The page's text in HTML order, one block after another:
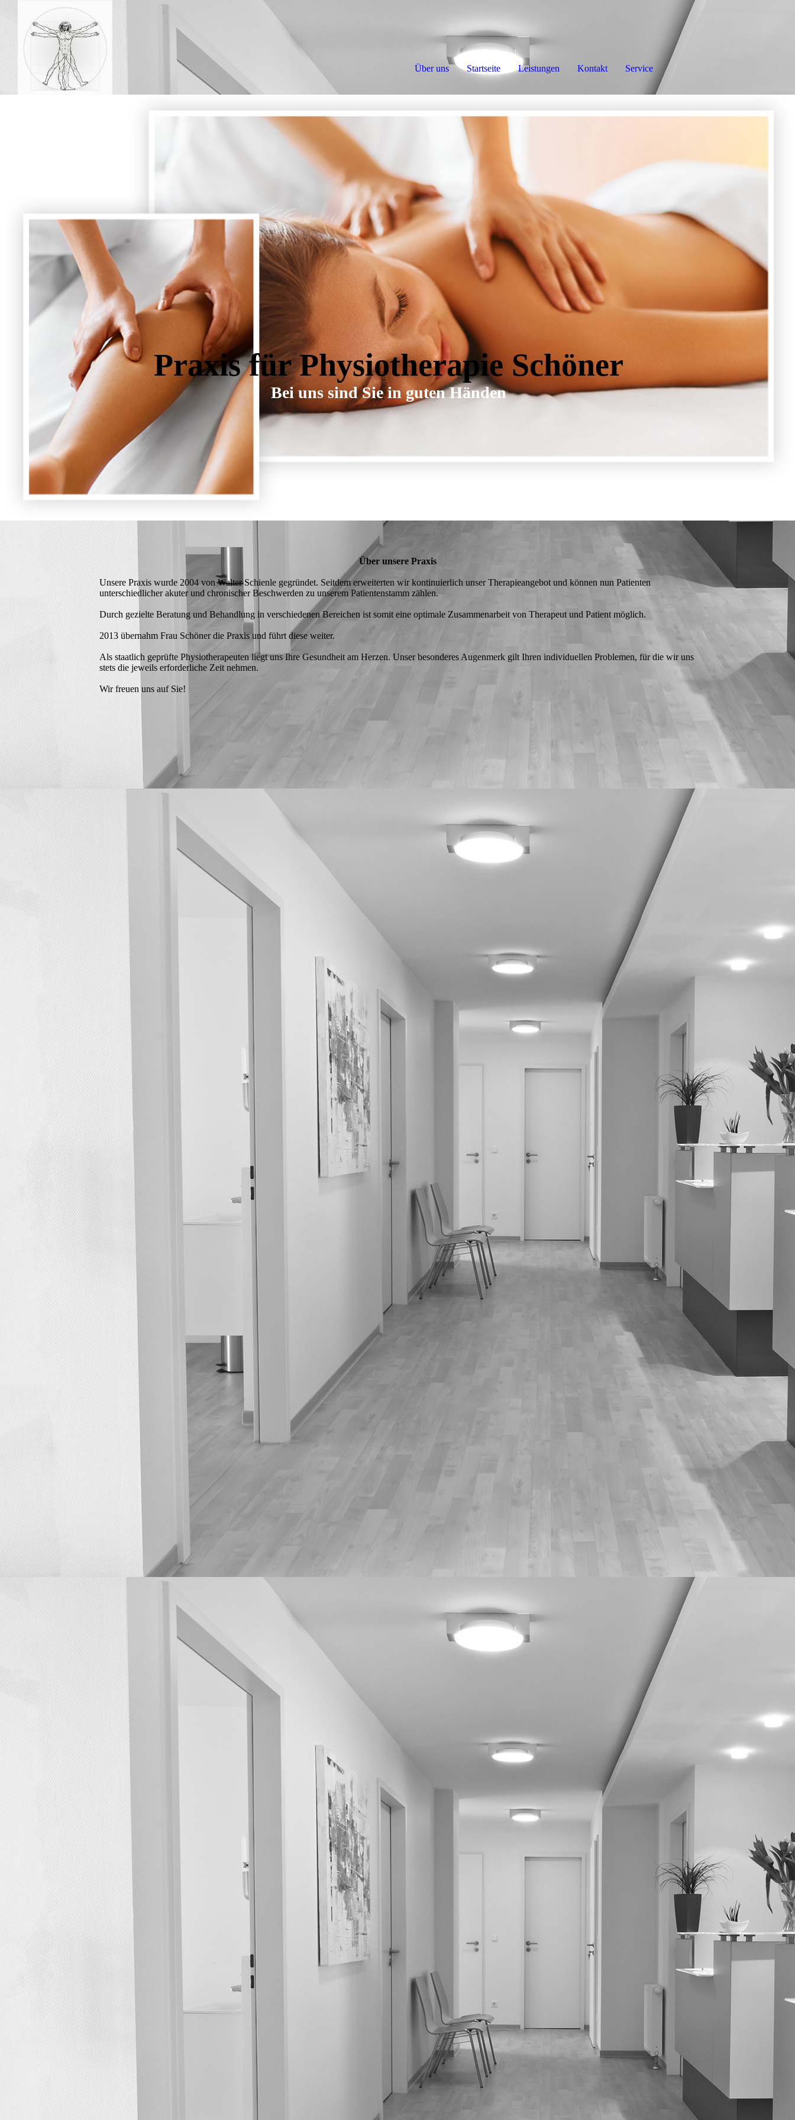
Über uns Startseite Leistungen Kontakt Service
Praxis für Physiotherapie Schöner
Bei uns sind Sie in guten Händen
Über unsere Praxis
Unsere Praxis wurde 2004 von Walter Schienle gegründet. Seitdem erweiterten wir kontinuierlich unser Therapieangebot und können nun Patienten
unterschiedlicher akuter und chronischer Beschwerden zu unserem Patientenstamm zählen.
Durch gezielte Beratung und Behandlung in verschiedenen Bereichen ist somit eine optimale Zusammenarbeit von Therapeut und Patient möglich.
2013 übernahm Frau Schöner die Praxis und führt diese weiter.
Als staatlich geprüfte Physiotherapeuten liegt uns Ihre Gesundheit am Herzen. Unser besonderes Augenmerk gilt Ihren individuellen Problemen, für die wir uns
stets die jeweils erforderliche Zeit nehmen.
Wir freuen uns auf Sie!